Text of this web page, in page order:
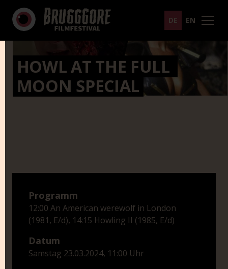
DE EN
HOWL AT THE FULL
MOON SPECIAL
Programm
12:00 An American werewolf in London
(1981, E/d), 14:15 Howling II (1985, E/d)
Datum
Samstag 23.03.2024, 11:00 Uhr